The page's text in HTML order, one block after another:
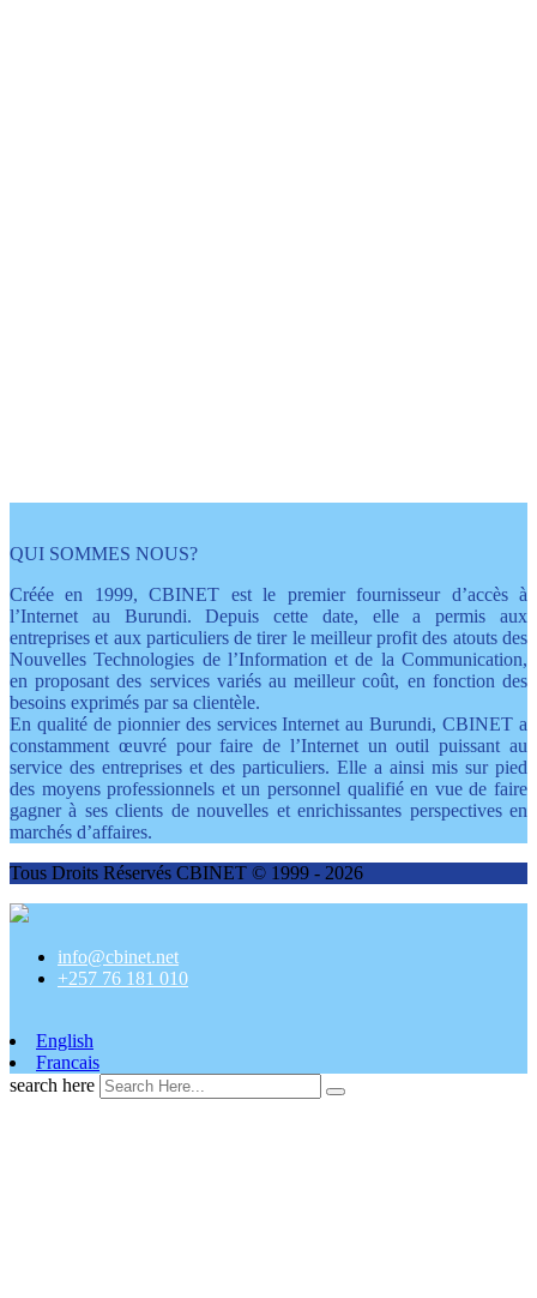
QUI SOMMES NOUS?
Créée en 1999, CBINET est le premier fournisseur d’accès à
l’Internet au Burundi. Depuis cette date, elle a permis aux
entreprises et aux particuliers de tirer le meilleur profit des atouts des
Nouvelles Technologies de l’Information et de la Communication,
en proposant des services variés au meilleur coût, en fonction des
besoins exprimés par sa clientèle.
En qualité de pionnier des services Internet au Burundi, CBINET a
constamment œuvré pour faire de l’Internet un outil puissant au
service des entreprises et des particuliers. Elle a ainsi mis sur pied
des moyens professionnels et un personnel qualifié en vue de faire
gagner à ses clients de nouvelles et enrichissantes perspectives en
marchés d’affaires.
Tous Droits Réservés CBINET © 1999 - 2026
info@cbinet.net
+257 76 181 010
English
Francais
search here